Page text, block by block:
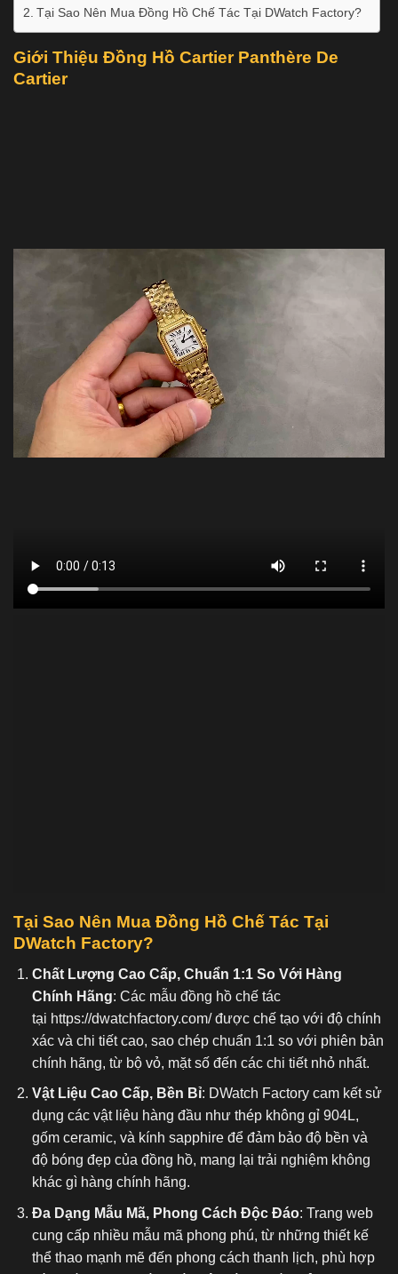
Tại Sao Nên Mua Đồng Hồ Chế Tác Tại DWatch Factory?
Giới Thiệu Đồng Hồ Cartier Panthère De
Cartier
Tại Sao Nên Mua Đồng Hồ Chế Tác Tại
DWatch Factory?
Chất Lượng Cao Cấp, Chuẩn 1:1 So Với Hàng
Chính Hãng: Các mẫu đồng hồ chế tác
tại https://dwatchfactory.com/được chế tạo với độ chính
xác và chi tiết cao, sao chép chuẩn 1:1 so với phiên bản
chính hãng, từ bộ vỏ, mặt số đến các chi tiết nhỏ nhất.
Vật Liệu Cao Cấp, Bền Bỉ: DWatch Factory cam kết sử
dụng các vật liệu hàng đầu như thép không gỉ 904L,
gốm ceramic, và kính sapphire để đảm bảo độ bền và
độ bóng đẹp của đồng hồ, mang lại trải nghiệm không
khác gì hàng chính hãng.
Đa Dạng Mẫu Mã, Phong Cách Độc Đáo: Trang web
cung cấp nhiều mẫu mã phong phú, từ những thiết kế
thể thao mạnh mẽ đến phong cách thanh lịch, phù hợp